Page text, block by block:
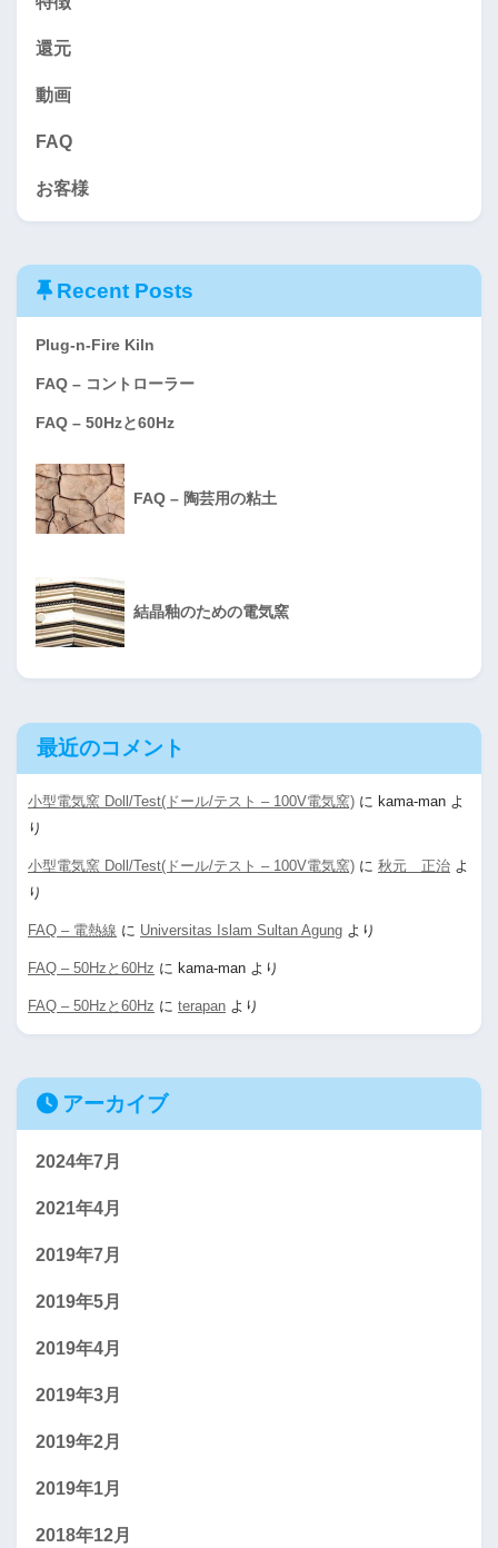
還元
動画
FAQ
お客様
Recent Posts
Plug-n-Fire Kiln
FAQ – コントローラー
FAQ – 50Hzと60Hz
FAQ – 陶芸用の粘土
結晶釉のための電気窯
最近のコメント
小型電気窯 Doll/Test(ドール/テスト – 100V電気窯) に kama-man よ
り
小型電気窯 Doll/Test(ドール/テスト – 100V電気窯) に 秋元 正治 よ
り
FAQ – 電熱線 に Universitas Islam Sultan Agung より
FAQ – 50Hzと60Hz に kama-man より
FAQ – 50Hzと60Hz に terapan より
アーカイブ
2024年7月
2021年4月
2019年7月
2019年5月
2019年4月
2019年3月
2019年2月
2019年1月
2018年12月